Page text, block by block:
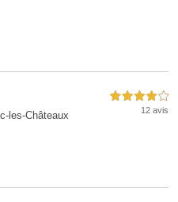
les-Châteaux
4,0 étoiles sur 5
12 avis